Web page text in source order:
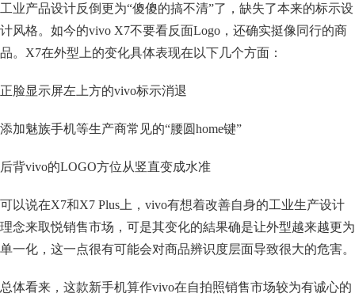
工业产品设计反倒更为“傻傻的搞不清”了，缺失了本来的标示设
计风格。如今的vivo X7不要看反面Logo，还确实挺像同行的商
品。X7在外型上的变化具体表现在以下几个方面：
正脸显示屏左上方的vivo标示消退
添加魅族手机等生产商常见的“腰圆home键”
后背vivo的LOGO方位从竖直变成水准
可以说在X7和X7 Plus上，vivo有想着改善自身的工业生产设计
理念来取悦销售市场，可是其变化的結果确是让外型越来越更为
单一化，这一点很有可能会对商品辨识度层面导致很大的危害。
总体看来，这款新手机算作vivo在自拍照销售市场较为有诚心的